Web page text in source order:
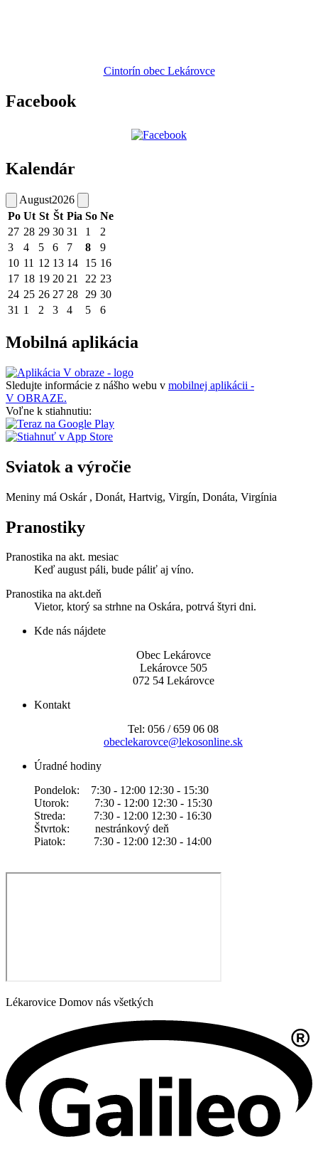
Cintorín obec Lekárovce
Facebook
Kalendár
August2026
Po Ut St Št Pia So Ne
27 28 29 30 31 1
2
3
4 5 6 7 8
9
10 11 12 13 14 15 16
17 18 19 20 21 22 23
24 25 26 27 28 29 30
31 1 2 3 4 5 6
Mobilná aplikácia
Sledujte informácie z nášho webu v mobilnej aplikácii -
V OBRAZE.
Voľne k stiahnutiu:
Sviatok a výročie
Meniny má Oskár , Donát, Hartvig, Virgín, Donáta, Virgínia
Pranostiky
Pranostika na akt. mesiac
Keď august páli, bude páliť aj víno.
Pranostika na akt.deň
Vietor, ktorý sa strhne na Oskára, potrvá štyri dni.
Kde nás nájdete
Obec Lekárovce
Lekárovce 505
072 54 Lekárovce
Kontakt
Tel: 056 / 659 06 08
obeclekarovce@lekosonline.sk
Úradné hodiny
Pondelok: 7:30 - 12:00 12:30 - 15:30
Utorok: 7:30 - 12:00 12:30 - 15:30
Streda: 7:30 - 12:00 12:30 - 16:30
Štvrtok: nestránkový deň
Piatok: 7:30 - 12:00 12:30 - 14:00
Lékarovice Domov nás všetkých